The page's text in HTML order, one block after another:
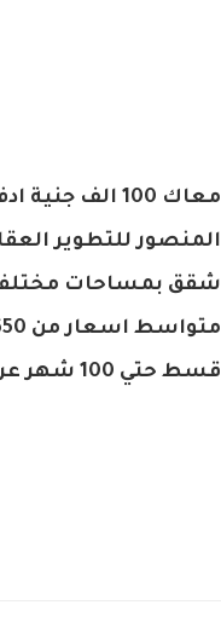
معاك 100 الف جنية ادفعهم مقدم شقه في كمبوند ترو من شركة
المنصور للتطوير العقاري 25 سنه خبرة في مجال
شقق بمساحات مختلفة
متواسط اسعار من 650 الف جنية
قسط حتي 100 شهر عرض لفترة محدودة